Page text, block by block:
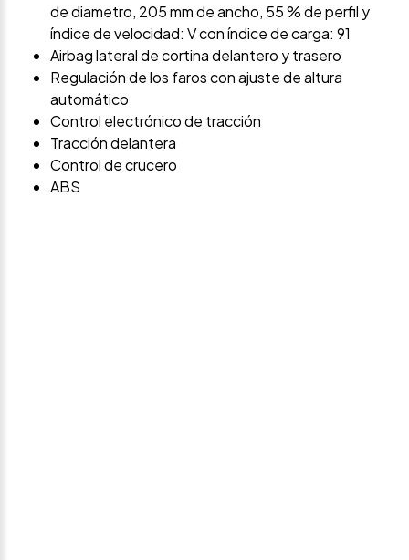
de diametro, 205 mm de ancho, 55 % de perfil y
índice de velocidad: V con índice de carga: 91
Airbag lateral de cortina delantero y trasero
Regulación de los faros con ajuste de altura
automático
Control electrónico de tracción
Tracción delantera
Control de crucero
ABS